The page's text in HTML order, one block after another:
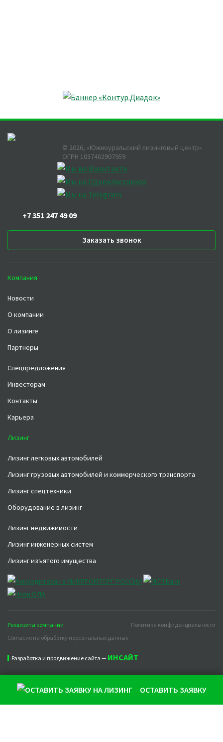
© 2026, «Южноуральский лизинговый центр»
ОГРН 1037402907959
+7 351 247 49 09
Заказать звонок
Компания
Новости
О компании
О лизинге
Партнеры
Спецпредложения
Инвесторам
Контакты
Карьера
Лизинг
Лизинг легковых автомобилей
Лизинг грузовых автомобилей и коммерческого транспорта
Лизинг спецтехники
Оборудование в лизинг
Лизинг недвижимости
Лизинг инженерных систем
Лизинг изъятого имущества
Реквизиты компании
Политика конфиденциальности
Согласие на обработку персональных данных
Разработка и продвижение сайта — ИНСАЙТ
ОСТАВИТЬ ЗАЯВКУ